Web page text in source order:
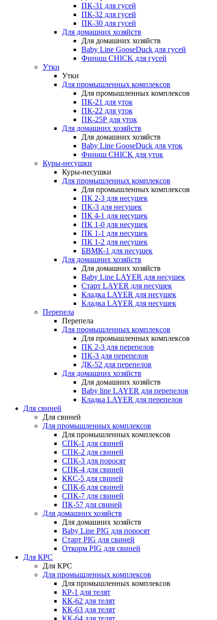
ПК-31 для гусей
ПК-32 для гусей
ПК-30 для гусей
Для домашних хозяйств
Для домашних хозяйств
Baby Line GooseDuck для гусей
Финиш CHICK для гусей
Утки
Утки
Для промышленных комплексов
Для промышленных комплексов
ПК-21 для уток
ПК-22 для уток
ПК-25Р для уток
Для домашних хозяйств
Для домашних хозяйств
Baby Line GooseDuck для уток
Финиш CHICK для уток
Куры-несушки
Куры-несушки
Для промышленных комплексов
Для промышленных комплексов
ПК 2-3 для несушек
ПК-3 для несушек
ПК 4-1 для несушек
ПК 1-0 для несушек
ПК 1-1 для несушек
ПК 1-2 для несушек
БВМК-1 для несушек
Для домашних хозяйств
Для домашних хозяйств
Baby Line LAYER для несушек
Старт LAYER для несушек
Кладка LAYER для несушек
Кладка LAYER для несушек
Перепела
Перепела
Для промышленных комплексов
Для промышленных комплексов
ПК 2-3 для перепелов
ПК-3 для перепелов
ДК-52 для перепелов
Для домашних хозяйств
Для домашних хозяйств
Baby line LAYER для перепелов
Кладка LAYER для перепелов
Для свиней
Для свиней
Для промышленных комплексов
Для промышленных комплексов
СПК-1 для свиней
СПК-2 для свиней
СПК-3 для поросят
СПК-4 для свиней
ККС-5 для свиней
СПК-6 для свиней
СПК-7 для свиней
ПК-57 для свиней
Для домашних хозяйств
Для домашних хозяйств
Baby Line PIG для поросят
Старт PIG для свиней
Откорм PIG для свиней
Для КРС
Для КРС
Для промышленных комплексов
Для промышленных комплексов
КР-1 для телят
КК-62 для телят
КК-63 для телят
КК-64 для телят